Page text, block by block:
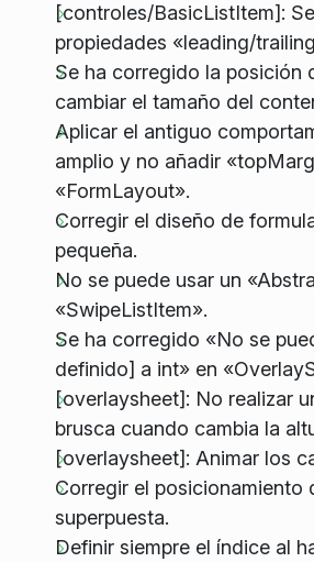
[controles/BasicListItem]:
propiedades «leading/
Se ha corregido la posición
cambiar el tamaño del
Aplicar el antiguo
amplio y no añadir
«FormLayout».
Corregir el diseño de
pequeña.
No se puede usar un
«SwipeListItem».
Se ha corregido «No se
definido] a int» en
[overlaysheet]: No realizar
brusca cuando cambia la
[overlaysheet]: Animar los
Corregir el posicionamiento
superpuesta.
Definir siempre el índice al